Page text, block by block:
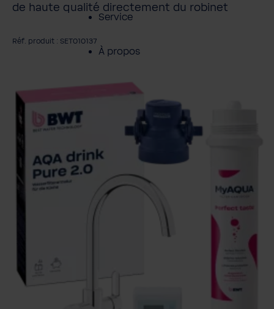
Service
À propos
de haute qualité directement du robinet
Réf. produit : SET010137